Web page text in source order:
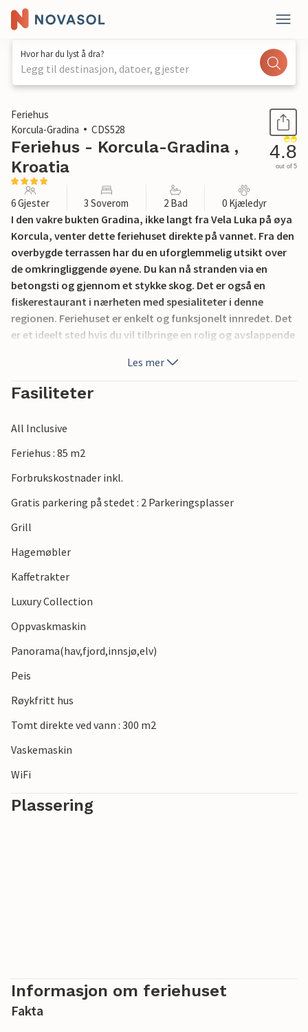
Hvor har du lyst å dra?
Legg til destinasjon, datoer, gjester
1 / 43
Feriehus
Korcula-Gradina
CDS528
Feriehus - Korcula-Gradina ,
Kroatia
4.8
out of 5
6 Gjester 3 Soverom 2 Bad 0 Kjæledyr
I den vakre bukten Gradina, ikke langt fra Vela Luka på øya
Korcula, venter dette feriehuset direkte på vannet. Fra den
overbygde terrassen har du en uforglemmelig utsikt over
de omkringliggende øyene. Du kan nå stranden via en
betongsti og gjennom et stykke skog. Det er også en
fiskerestaurant i nærheten med spesialiteter i denne
regionen. Feriehuset er enkelt og funksjonelt innredet. Det
er et ideelt sted hvis du vil tilbringe en rolig og avslappende
Les mer
Fasiliteter
All Inclusive
Feriehus : 85 m2
Forbrukskostnader inkl.
Gratis parkering på stedet : 2 Parkeringsplasser
Grill
Hagemøbler
Kaffetrakter
Luxury Collection
Oppvaskmaskin
Panorama(hav,fjord,innsjø,elv)
Peis
Røykfritt hus
Tomt direkte ved vann : 300 m2
Vaskemaskin
WiFi
Plassering
Informasjon om feriehuset
Fakta